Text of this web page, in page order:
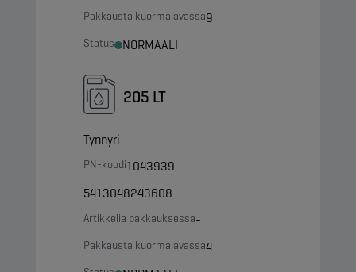
Pakkausta kuormalavassa9
Status NORMAALI
205 LT
Tynnyri
PN-koodi1043939
5413048243608
Artikkelia pakkauksessa-
Pakkausta kuormalavassa4